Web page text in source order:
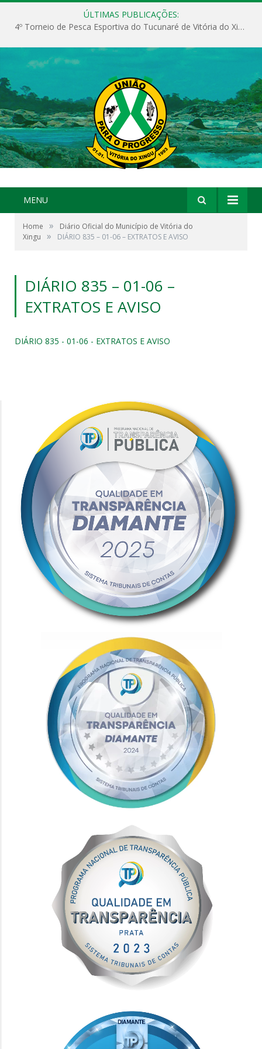
ÚLTIMAS PUBLICAÇÕES:
4º Torneio de Pesca Esportiva do Tucunaré de Vitória do Xingu
MENU
Home »
Diário Oficial do Município de Vitória do
Xingu
» DIÁRIO 835 – 01-06 – EXTRATOS E AVISO
DIÁRIO 835 – 01-06 –
EXTRATOS E AVISO
DIÁRIO 835 - 01-06 - EXTRATOS E AVISO